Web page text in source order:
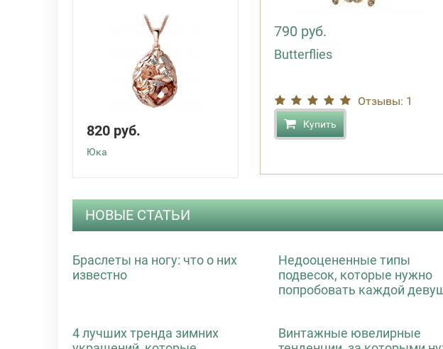
820 руб.
Юка
790 руб.
Butterflies
Отзывы: 1
Купить
НОВЫЕ СТАТЬИ
Браслеты на ногу: что о них
известно
Недооцененные типы
подвесок, которые нужно
попробовать каждой
4 лучших тренда зимних
Винтажные ювелирные